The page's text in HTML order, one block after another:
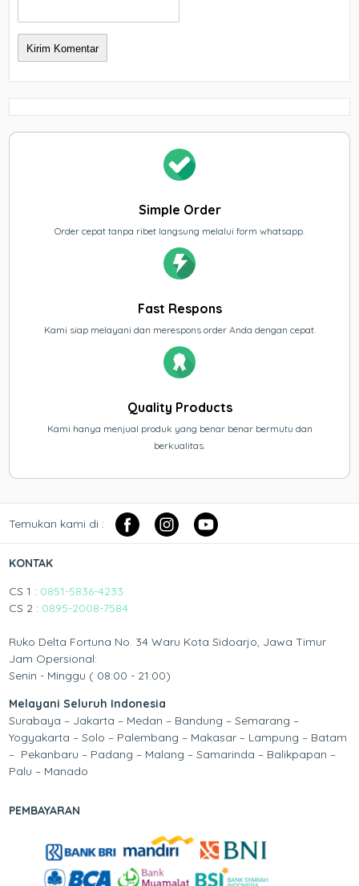
Simple Order
Order cepat tanpa ribet langsung melalui form whatsapp.
Fast Respons
Kami siap melayani dan merespons order Anda dengan cepat.
Quality Products
Kami hanya menjual produk yang benar benar bermutu dan
berkualitas.
Temukan kami di :
KONTAK
CS 1 : 0851-5836-4233
CS 2 : 0895-2008-7584
Ruko Delta Fortuna No. 34 Waru Kota Sidoarjo, Jawa Timur
Jam Opersional:
Senin - Minggu ( 08:00 - 21:00)
Melayani Seluruh Indonesia
Surabaya – Jakarta – Medan – Bandung – Semarang –
Yogyakarta – Solo – Palembang – Makasar – Lampung – Batam
– Pekanbaru – Padang – Malang – Samarinda – Balikpapan –
Palu – Manado
PEMBAYARAN